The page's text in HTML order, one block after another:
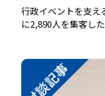
行政イベントを支
に2,890人を集客し